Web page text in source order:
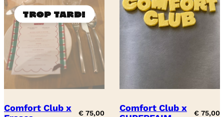
Comfort Club x
€ 75,00
Comfort Club x
€ 75,00